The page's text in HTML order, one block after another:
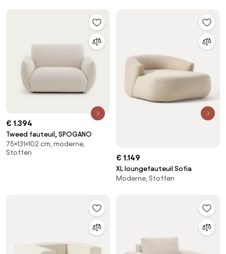
€ 1.394
Tweed fauteuil, SPOGANO
75×131×102 cm, moderne,
Stoffen
€ 1.149
XL loungefauteuil Sofia
Moderne, Stoffen